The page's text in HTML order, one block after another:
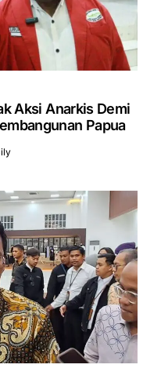
Aksi Anarkis Demi
Papua